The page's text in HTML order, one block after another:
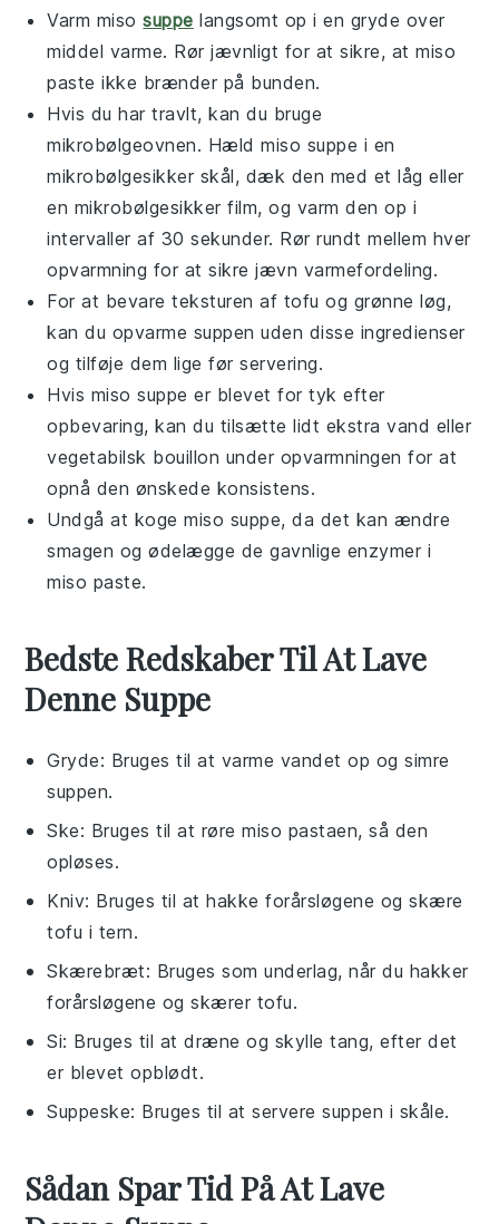
Varm misosuppe langsomt op i en gryde over
middel varme. Rør jævnligt for at sikre, atmiso
paste ikke brænder på bunden.
Hvis du har travlt, kan du bruge
mikrobølgeovnen. Hældmiso suppe i en
mikrobølgesikker skål, dæk den med et låg eller
en mikrobølgesikker film, og varm den op i
intervaller af 30 sekunder. Rør rundt mellem hver
opvarmning for at sikre jævn varmefordeling.
For at bevare teksturen af tofu og grønne løg,
kan du opvarme suppen uden disse ingredienser
og tilføje dem lige før servering.
Hvis miso suppe er blevet for tyk efter
opbevaring, kan du tilsætte lidt ekstra vand eller
vegetabilsk bouillon under opvarmningen for at
opnå den ønskede konsistens.
Undgå at kogemiso suppe, da det kan ændre
smagen og ødelægge de gavnlige enzymer i
miso paste.
Bedste Redskaber Til At Lave
Denne Suppe
Gryde: Bruges til at varme vandet op og simre
suppen.
Ske: Bruges til at røre miso pastaen, så den
opløses.
Kniv: Bruges til at hakke forårsløgene og skære
tofu i tern.
Skærebræt: Bruges som underlag, når du hakker
forårsløgene og skærer tofu.
Si: Bruges til at dræne og skylle tang, efter det
er blevet opblødt.
Suppeske: Bruges til at servere suppen i skåle.
Sådan Spar Tid På At Lave